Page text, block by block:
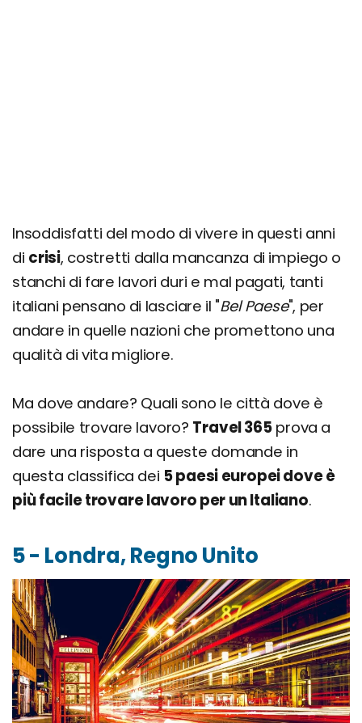
Insoddisfatti del modo di vivere in questi anni
di crisi, costretti dalla mancanza di impiego o
stanchi di fare lavori duri e mal pagati, tanti
italiani pensano di lasciare il "Bel Paese", per
andare in quelle nazioni che promettono una
qualità di vita migliore.
Ma dove andare? Quali sono le città dove è
possibile trovare lavoro? Travel 365prova a
dare una risposta a queste domande in
questa classifica dei 5 paesi europei dove è
più facile trovare lavoro per un Italiano.
5 - Londra, Regno Unito